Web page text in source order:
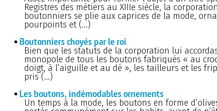
Registres des métiers au XIIIe siècle, la
boutonniers se plie aux caprices de la mode,
pourpoints et (…)
Boutonniers choyés par le roi
Bien que les statuts de la corporation lui
monopole de tous les boutons fabriqués « au
doigt, à l’aiguille et au dé », les tailleurs et les
pris (…)
Les boutons, indémodables ornements
Un temps à la mode, les boutons en forme